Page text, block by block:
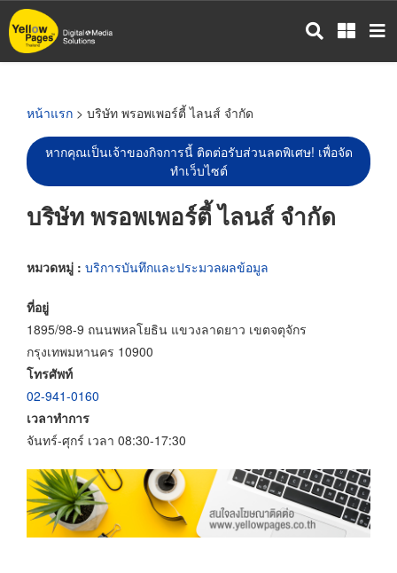
ข้าม
ไป
หน้าแรก > บริษัท พรอพเพอร์ตี้ ไลนส์ จำกัด
หากคุณเป็นเจ้าของกิจการนี้ ติดต่อรับส่วนลดพิเศษ! เพื่อจัด
ทำเว็บไซต์
บริษัท พรอพเพอร์ตี้ ไลนส์ จำกัด
หมวดหมู่ : บริการบันทึกและประมวลผลข้อมูล
ที่อยู่
1895/98-9 ถนนพหลโยธิน แขวงลาดยาว เขตจตุจักร
กรุงเทพมหานคร 10900
โทรศัพท์
02-941-0160
เวลาทำการ
จันทร์-ศุกร์ เวลา 08:30-17:30